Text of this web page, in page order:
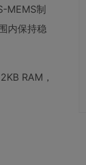
MEMS制
内保持稳
RAM，